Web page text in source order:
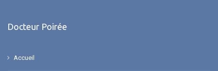
Docteur Poirée
Accueil